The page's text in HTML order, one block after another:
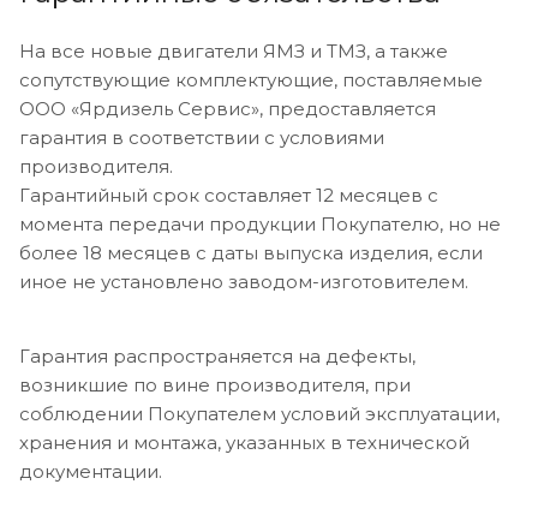
На все новые двигатели ЯМЗ и ТМЗ, а также
сопутствующие комплектующие, поставляемые
ООО «Ярдизель Сервис», предоставляется
гарантия в соответствии с условиями
производителя.
Гарантийный срок составляет 12 месяцев с
момента передачи продукции Покупателю, но не
более 18 месяцев с даты выпуска изделия, если
иное не установлено заводом-изготовителем.
Гарантия распространяется на дефекты,
возникшие по вине производителя, при
соблюдении Покупателем условий эксплуатации,
хранения и монтажа, указанных в технической
документации.